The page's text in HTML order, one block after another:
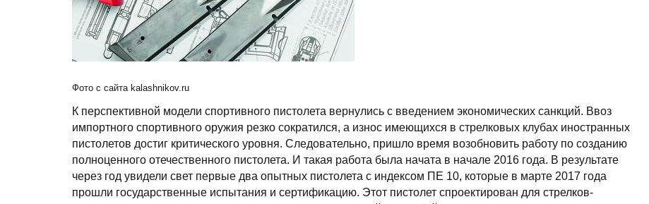
Фото с сайта kalashnikov.ru
К перспективной модели спортивного пистолета вернулись с введением экономических санкций. Ввоз
импортного спортивного оружия резко сократился, а износ имеющихся в стрелковых клубах иностранных
пистолетов достиг критического уровня. Следовательно, пришло время возобновить работу по созданию
полноценного отечественного пистолета. И такая работа была начата в начале 2016 года. В результате
через год увидели свет первые два опытных пистолета с индексом ПЕ 10, которые в марте 2017 года
прошли государственные испытания и сертификацию. Этот пистолет спроектирован для стрелков-